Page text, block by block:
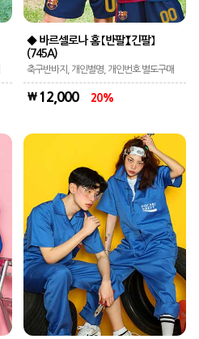
◆ 바르셀로나 홈 【반팔】【긴팔】
(745A)
축구반바지, 개인별명, 개인번호 별도구매
12,000 20